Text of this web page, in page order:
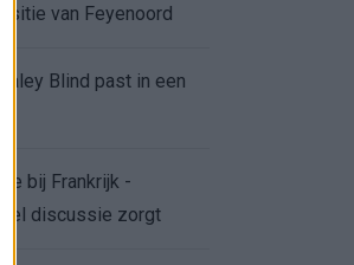
van Feyenoord
Blind past in een
bij Frankrijk -
discussie zorgt